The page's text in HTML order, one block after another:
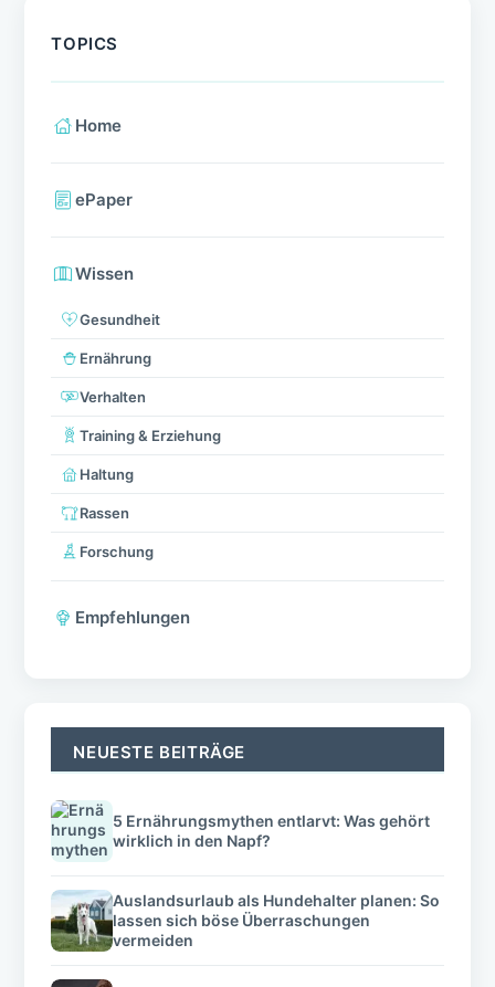
TOPICS
Home
ePaper
Wissen
Gesundheit
Ernährung
Verhalten
Training & Erziehung
Haltung
Rassen
Forschung
Empfehlungen
NEUESTE BEITRÄGE
5 Ernährungsmythen entlarvt: Was gehört
wirklich in den Napf?
Auslandsurlaub als Hundehalter planen: So
lassen sich böse Überraschungen
vermeiden